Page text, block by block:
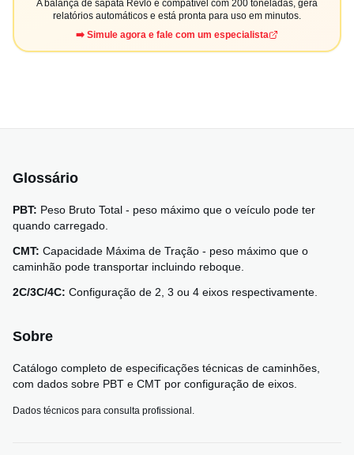
A balança de sapata Revlo é compatível com 200 toneladas, gera
relatórios automáticos e está pronta para uso em minutos.
➡️ Simule agora e fale com um especialista
Glossário
PBT: Peso Bruto Total - peso máximo que o veículo pode ter
quando carregado.
CMT: Capacidade Máxima de Tração - peso máximo que o
caminhão pode transportar incluindo reboque.
2C/3C/4C: Configuração de 2, 3 ou 4 eixos respectivamente.
Sobre
Catálogo completo de especificações técnicas de caminhões,
com dados sobre PBT e CMT por configuração de eixos.
Dados técnicos para consulta profissional.